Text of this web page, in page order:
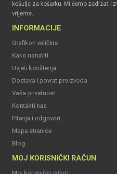
košulje za košarku. Mi ćemo zadržati
vrijeme.
INFORMACIJE
Grafikon veličine
Kako naručiti
Uvjeti korištenja
Dostava i povrat proizvoda
Vaša privatnost
Kontakti nas
Pitanja i odgovori
Mapa stranice
Blog
MOJ KORISNIČKI RAČUN